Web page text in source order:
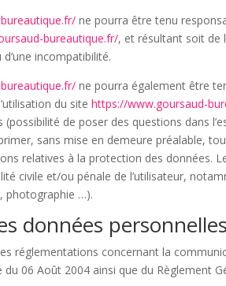
ne pourra être tenu
bureautique.fr/, et résultant soit de
d’une incompatibilité.
ne pourra également être
du sitehttps://www.goursaud-
(possibilité de poser des questions dans
sans mise en demeure préalable,
relatives à la protection des données.
civile et/ou pénale de l’utilisateur,
photographie …).
données
réglementations concernant la
06 Août 2004 ainsi que du Règlement